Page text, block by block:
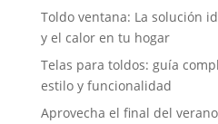
Toldo ventana: La solución
y el calor en tu hogar
Telas para toldos: guía
estilo y funcionalidad
Aprovecha el final del